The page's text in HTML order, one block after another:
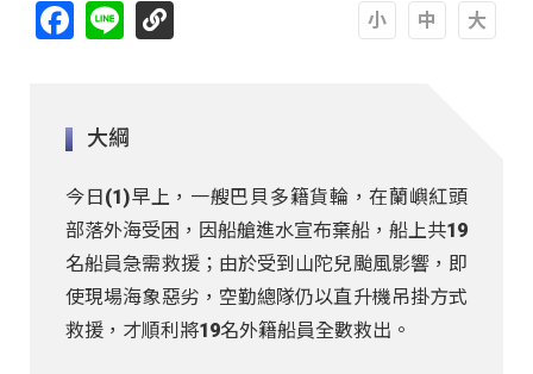
Facebook
Line
大綱
今日(1)早上，一艘巴貝多籍貨輪，在蘭嶼紅頭
部落外海受困，因船艙進水宣布棄船，船上共19
名船員急需救援；由於受到山陀兒颱風影響，即
使現場海象惡劣，空勤總隊仍以直升機吊掛方式
救援，才順利將19名外籍船員全數救出。